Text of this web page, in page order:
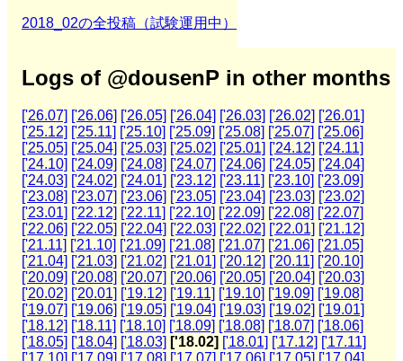
2018_02の全投稿（試験運用中）
Logs of @dousenP in other months
['26.07] ['26.06] ['26.05] ['26.04] ['26.03] ['26.02] ['26.01]
['25.12] ['25.11] ['25.10] ['25.09] ['25.08] ['25.07] ['25.06]
['25.05] ['25.04] ['25.03] ['25.02] ['25.01] ['24.12] ['24.11]
['24.10] ['24.09] ['24.08] ['24.07] ['24.06] ['24.05] ['24.04]
['24.03] ['24.02] ['24.01] ['23.12] ['23.11] ['23.10] ['23.09]
['23.08] ['23.07] ['23.06] ['23.05] ['23.04] ['23.03] ['23.02]
['23.01] ['22.12] ['22.11] ['22.10] ['22.09] ['22.08] ['22.07]
['22.06] ['22.05] ['22.04] ['22.03] ['22.02] ['22.01] ['21.12]
['21.11] ['21.10] ['21.09] ['21.08] ['21.07] ['21.06] ['21.05]
['21.04] ['21.03] ['21.02] ['21.01] ['20.12] ['20.11] ['20.10]
['20.09] ['20.08] ['20.07] ['20.06] ['20.05] ['20.04] ['20.03]
['20.02] ['20.01] ['19.12] ['19.11] ['19.10] ['19.09] ['19.08]
['19.07] ['19.06] ['19.05] ['19.04] ['19.03] ['19.02] ['19.01]
['18.12] ['18.11] ['18.10] ['18.09] ['18.08] ['18.07] ['18.06]
['18.05] ['18.04] ['18.03] ['18.02] ['18.01] ['17.12] ['17.11]